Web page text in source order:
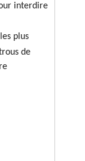
interdire
plus
de